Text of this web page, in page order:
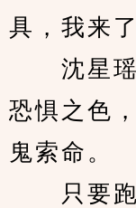
具，我来
沈星瑶
恐惧之色
鬼索命。
只要跑